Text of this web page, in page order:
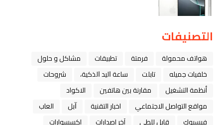
التصنيفات
هواتف محمولة فرمتة تطبيقات
مشاكل و حلول
خلفيات جميله
تابلت ﺳﺎﻋﺔ ﺍﻟﻴﺪ ﺍﻟﺬﻛﻴﺔ،
شروحات
أنظمة التشغيل
مقارنة بين هاتفين
الاكواد
مواقع التواصل الاجتماعي
اخبار التقنية ﺁﺑﻞ
العاب
فيسبوك
قابل للطي آخر إصدارات
اكسسوارات